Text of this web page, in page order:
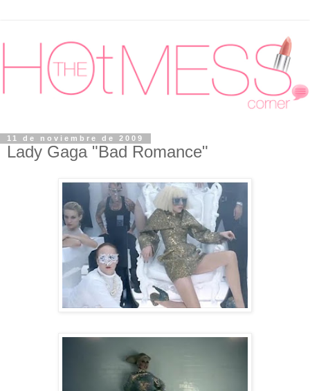
11 de noviembre de 2009
Lady Gaga "Bad Romance"